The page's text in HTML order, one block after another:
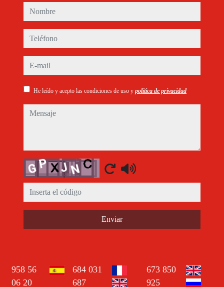
nombre
teléfono
e-mail
He leído y acepto las condiciones de uso y política de privacidad
mensaje
Captcha
Enviar
958 56
06 20
684 031
687
673 850
925